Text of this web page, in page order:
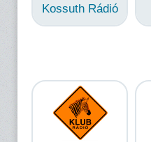
Kossuth Rádió